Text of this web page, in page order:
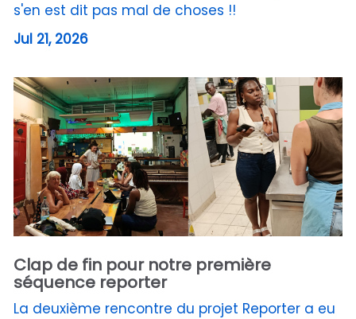
s'en est dit pas mal de choses !!
Jul 21, 2026
Clap de fin pour notre première
séquence reporter
La deuxième rencontre du projet Reporter a eu